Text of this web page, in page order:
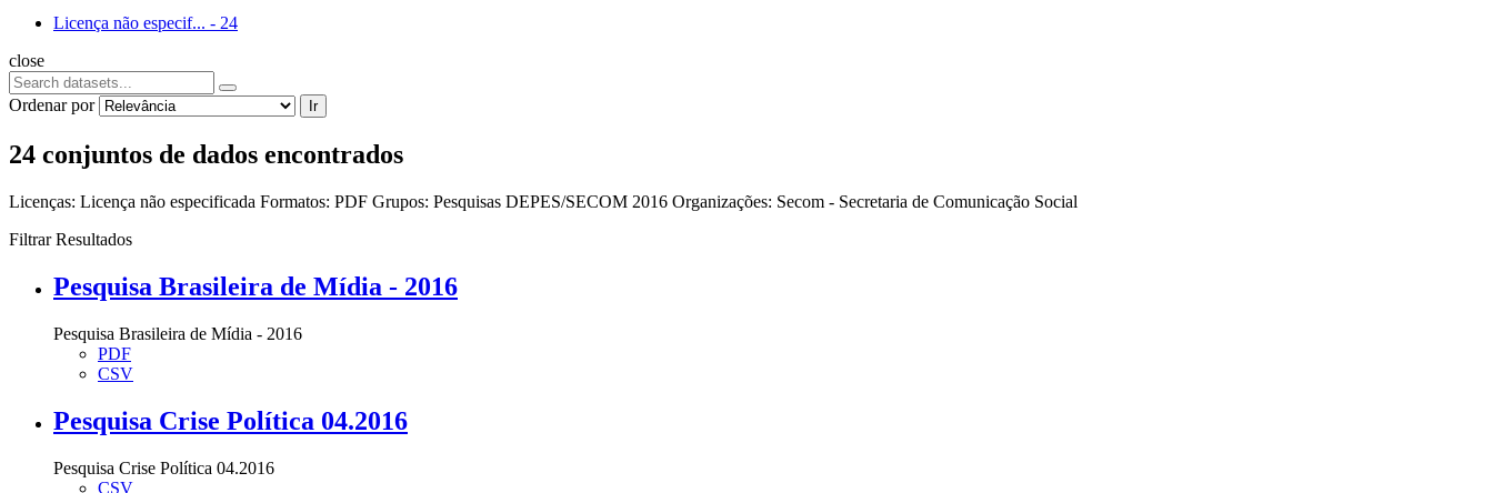
Licença não especif... - 24
close
Ordenar por Ir
24 conjuntos de dados encontrados
Licenças: Licença não especificada Formatos: PDF Grupos: Pesquisas DEPES/SECOM 2016 Organizações: Secom - Secretaria de Comunicação Social
Filtrar Resultados
Pesquisa Brasileira de Mídia - 2016
Pesquisa Brasileira de Mídia - 2016
PDF
CSV
Pesquisa Crise Política 04.2016
Pesquisa Crise Política 04.2016
CSV